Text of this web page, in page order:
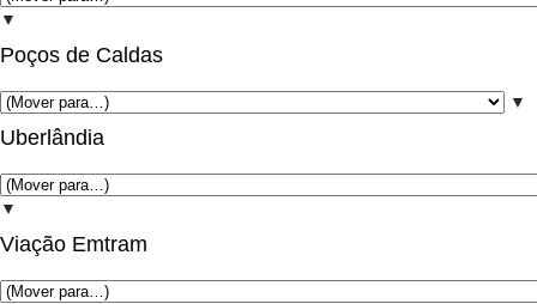
▼
Poços de Caldas
▼
Uberlândia
▼
Viação Emtram